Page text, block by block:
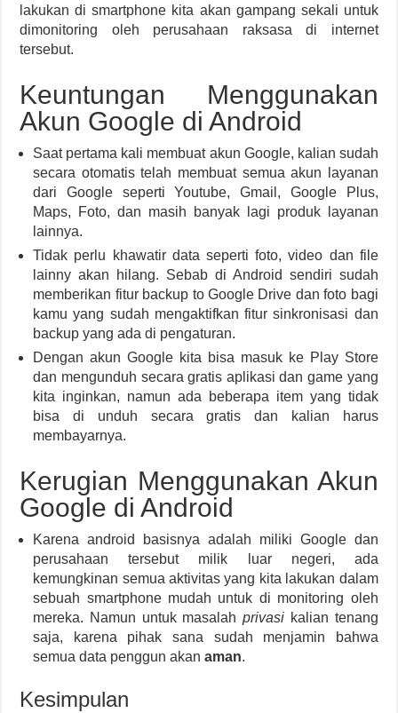
lakukan di smartphone kita akan gampang sekali untuk
dimonitoring oleh perusahaan raksasa di internet
tersebut.
Keuntungan Menggunakan
Akun Google di Android
Saat pertama kali membuat akun Google, kalian sudah
secara otomatis telah membuat semua akun layanan
dari Google seperti Youtube, Gmail, Google Plus,
Maps, Foto, dan masih banyak lagi produk layanan
lainnya.
Tidak perlu khawatir data seperti foto, video dan file
lainny akan hilang. Sebab di Android sendiri sudah
memberikan fitur backup to Google Drive dan foto bagi
kamu yang sudah mengaktifkan fitur sinkronisasi dan
backup yang ada di pengaturan.
Dengan akun Google kita bisa masuk ke Play Store
dan mengunduh secara gratis aplikasi dan game yang
kita inginkan, namun ada beberapa item yang tidak
bisa di unduh secara gratis dan kalian harus
membayarnya.
Kerugian Menggunakan Akun
Google di Android
Karena android basisnya adalah miliki Google dan
perusahaan tersebut milik luar negeri, ada
kemungkinan semua aktivitas yang kita lakukan dalam
sebuah smartphone mudah untuk di monitoring oleh
mereka. Namun untuk masalahprivasi kalian tenang
saja, karena pihak sana sudah menjamin bahwa
semua data penggun akanaman.
Kesimpulan